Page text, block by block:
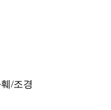
/조경